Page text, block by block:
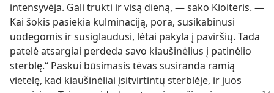
intensyvėja. Gali trukti ir visą dieną, — sako Kioiteris. —
Kai šokis pasiekia kulminaciją, pora, susikabinusi
uodegomis ir susiglaudusi, lėtai pakyla į paviršių. Tada
patelė atsargiai perdeda savo kiaušinėlius į patinėlio
sterblę.“ Paskui būsimasis tėvas susiranda ramią
vietelę, kad kiaušinėliai įsitvirtintų sterblėje, ir juos